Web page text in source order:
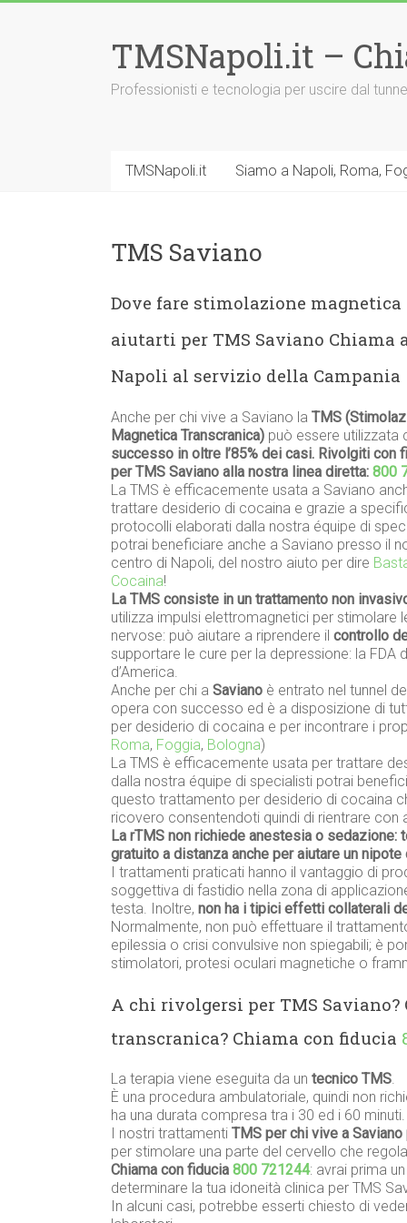
TMSNapoli.it –
Professionisti e tecnologia per uscire dal
TMSNapoli.it Siamo a Napoli, Roma,
TMS Saviano
Dove fare stimolazione
aiutarti per TMS Saviano Chiama
Napoli al servizio della Campania
Anche per chi vive a Saviano la TMS
Magnetica Transcranica) può essere utilizzata
successo in oltre l’85% dei casi. Rivolgiti con
per TMS Saviano alla nostra linea diretta: 800
La TMS è efficacemente usata a Saviano
trattare desiderio di cocaina e grazie a
protocolli elaborati dalla nostra équipe di
potrai beneficiare anche a Saviano presso il
centro di Napoli, del nostro aiuto per dire
Cocaina!
La TMS consiste in un trattamento non
utilizza impulsi elettromagnetici per stimolare
nervose: può aiutare a riprendere il controllo
supportare le cure per la depressione: la FDA
d’America.
Anche per chi a Saviano è entrato nel tunnel
opera con successo ed è a disposizione di
per desiderio di cocaina e per incontrare i
Roma, Foggia, Bologna)
La TMS è efficacemente usata per trattare
dalla nostra équipe di specialisti potrai
questo trattamento per desiderio di cocaina
ricovero consentendoti quindi di rientrare
La rTMS non richiede anestesia o sedazione:
gratuito a distanza anche per aiutare un
I trattamenti praticati hanno il vantaggio di
soggettiva di fastidio nella zona di
testa. Inoltre, non ha i tipici effetti collaterali
Normalmente, non può effettuare il
epilessia o crisi convulsive non spiegabili; è
stimolatori, protesi oculari magnetiche o
A chi rivolgersi per TMS
transcranica? Chiama con fiducia
La terapia viene eseguita da un tecnico TMS.
È una procedura ambulatoriale, quindi non
ha una durata compresa tra i 30 ed i 60 minuti.
I nostri trattamenti TMS per chi vive a
per stimolare una parte del cervello che
Chiama con fiducia 800 721244: avrai prima
determinare la tua idoneità clinica per TMS
In alcuni casi, potrebbe esserti chiesto di